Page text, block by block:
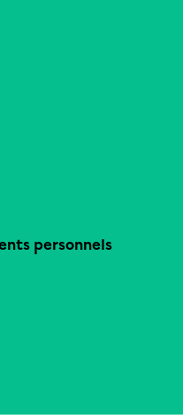
personnels